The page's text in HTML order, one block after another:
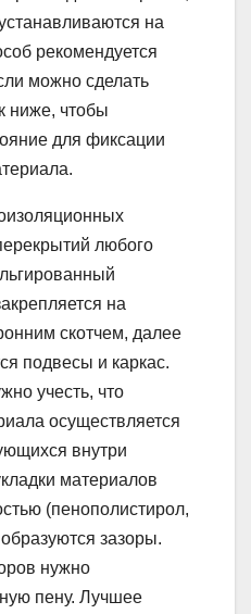
на
рекомендуется
можно сделать
ниже, чтобы
для фиксации
любого
на
скотчем, далее
подвесы и каркас.
учесть, что
осуществляется
внутри
материалов
(пенополистирол,
зазоры.
нужно
пену. Лучшее